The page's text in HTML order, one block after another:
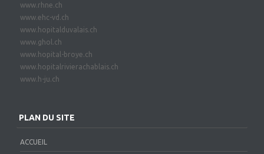
www.rhne.ch
www.ehc-vd.ch
www.hopitalduvalais.ch
www.ghol.ch
www.hopital-broye.ch
www.hopitalrivierachablais.ch
www.h-ju.ch
PLAN DU SITE
ACCUEIL